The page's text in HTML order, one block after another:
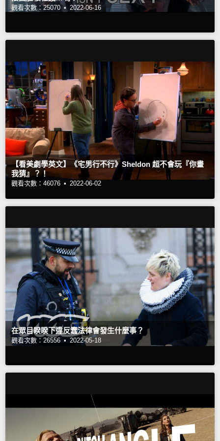
觀看次數：25070 • 2022-06-16
【看美劇學英文】《宅男行不行》Sheldon 超不會玩『你畫
我猜』？！
觀看次數：46076 • 2022-06-02
在眾目睽睽下違反蠢法律會發生什麼事？
觀看次數：26556 • 2022-05-18